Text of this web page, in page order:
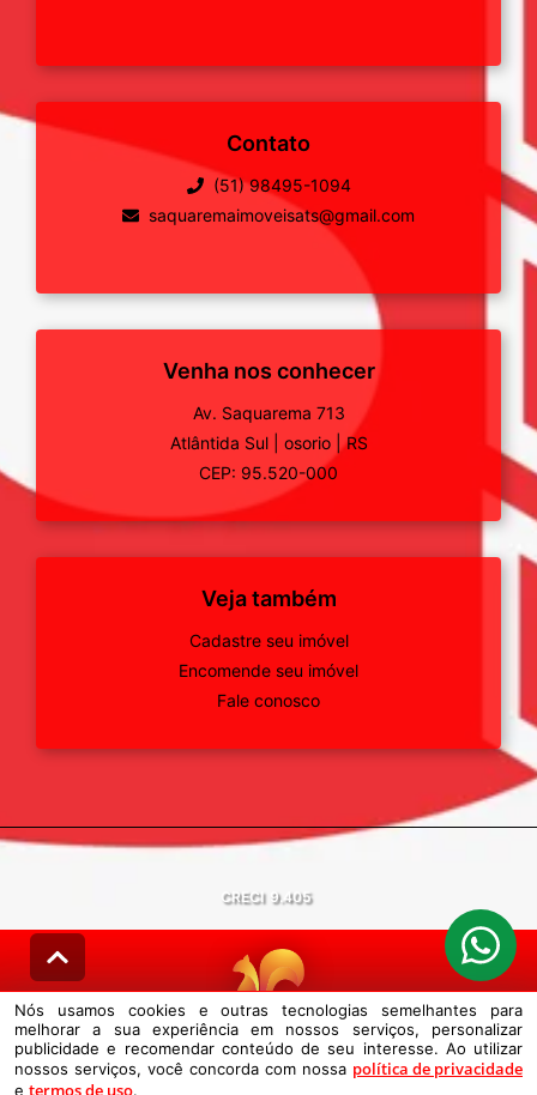
Contato
(51) 98495-1094
saquaremaimoveisats@gmail.com
Venha nos conhecer
Av. Saquarema 713
Atlântida Sul
osorio
RS
CEP: 95.520-000
Veja também
Cadastre seu imóvel
Encomende seu imóvel
Fale conosco
CRECI 9.405
© DESENVOLVIDO PELAAGIL.NET
Nós usamos cookies e outras tecnologias semelhantes para melhorar a
sua experiência em nossos serviços, personalizar publicidade e
Nós usamos cookies e outras tecnologias semelhantes para
melhorar a sua experiência em nossos serviços, personalizar
publicidade e recomendar conteúdo de seu interesse. Ao utilizar
nossos serviços, você concorda com nossa política de privacidade
e termos de uso.